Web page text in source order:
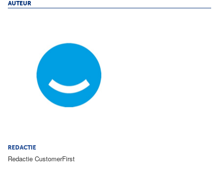
AUTEUR
REDACTIE
Redactie CustomerFirst